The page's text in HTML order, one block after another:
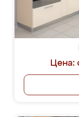
Цена: